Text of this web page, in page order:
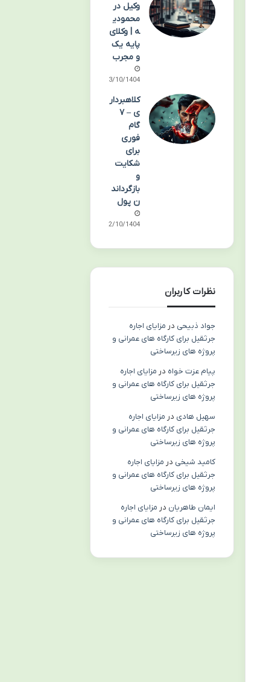
وکیل در
محمودی
ه | وکلای
پایه یک
و مجرب
03/10/1404
کلاهبردار
ی – ۷
گام
فوری
برای
شکایت
و
بازگرداند
ن پول
02/10/1404
نظرات کاربران
جواد ذبیحی در مزایای اجاره
جرثقیل برای کارگاه های عمرانی و
پروژه های زیرساختی
پیام عزت خواه در مزایای اجاره
جرثقیل برای کارگاه های عمرانی و
پروژه های زیرساختی
سهیل هادی در مزایای اجاره
جرثقیل برای کارگاه های عمرانی و
پروژه های زیرساختی
کامید شیخی در مزایای اجاره
جرثقیل برای کارگاه های عمرانی و
پروژه های زیرساختی
ایمان طاهریان در مزایای اجاره
جرثقیل برای کارگاه های عمرانی و
پروژه های زیرساختی